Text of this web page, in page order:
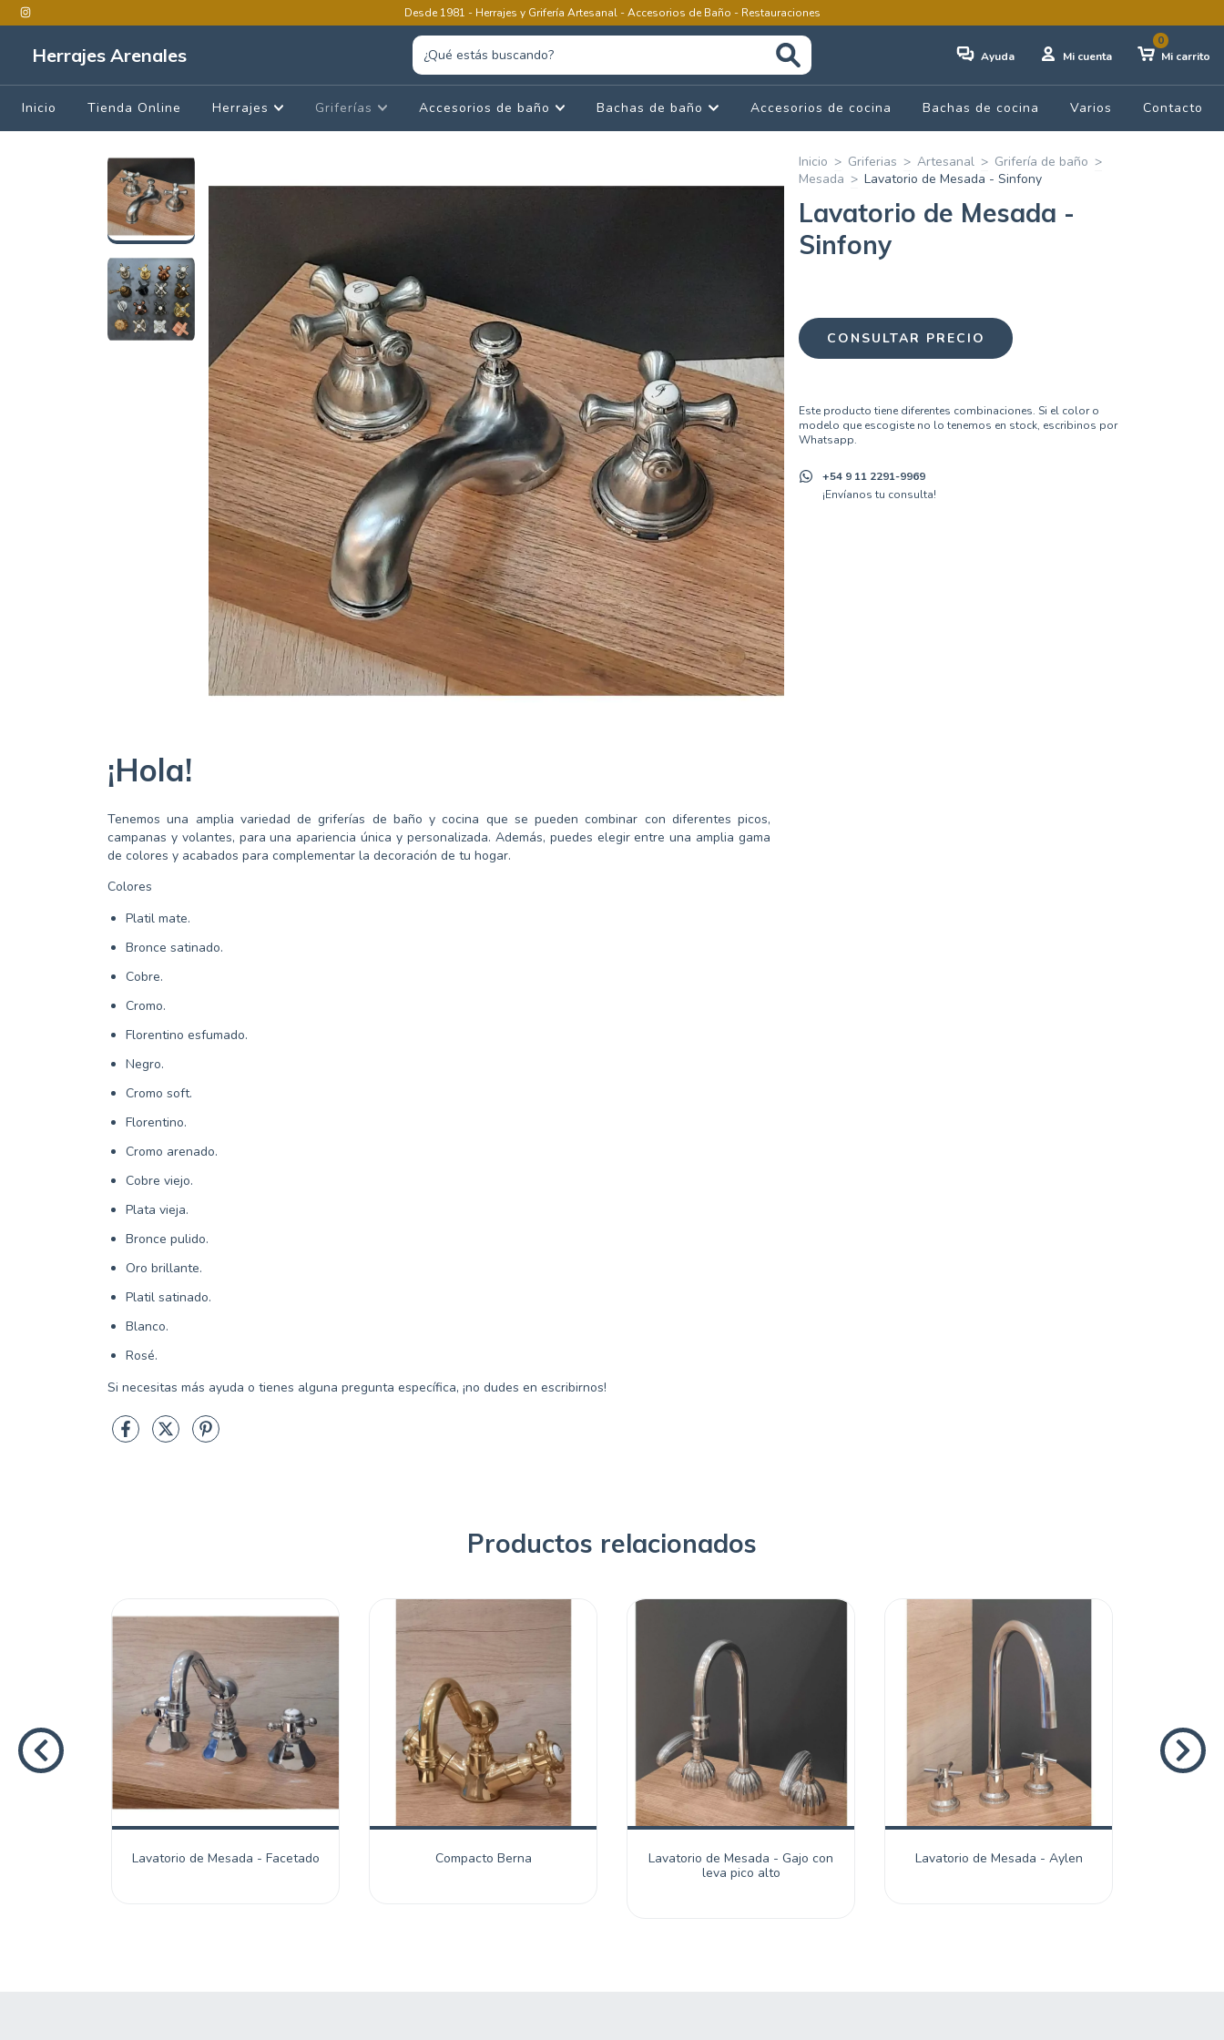
Desde 1981 - Herrajes y Grifería Artesanal - Accesorios de Baño - Restauraciones
Herrajes Arenales Ayuda Mi cuenta Mi carrito
0
Inicio Tienda Online Herrajes Griferías Accesorios de baño Bachas de baño Accesorios de cocina Bachas de cocina Varios Contacto
¡Hola!
Tenemos una amplia variedad de griferías de baño y cocina que se pueden combinar con diferentes picos,
campanas y volantes, para una apariencia única y personalizada. Además, puedes elegir entre una amplia gama
de colores y acabados para complementar la decoración de tu hogar.
Colores
Platil mate.
Bronce satinado.
Cobre.
Cromo.
Florentino esfumado.
Negro.
Cromo soft.
Florentino.
Cromo arenado.
Cobre viejo.
Plata vieja.
Bronce pulido.
Oro brillante.
Platil satinado.
Blanco.
Rosé.
Si necesitas más ayuda o tienes alguna pregunta específica, ¡no dudes en escribirnos!
Inicio > Griferias > Artesanal > Grifería de baño >
Mesada > Lavatorio de Mesada - Sinfony
Lavatorio de Mesada -
Sinfony
Este producto tiene diferentes combinaciones. Si el color o
modelo que escogiste no lo tenemos en stock, escribinos por
Whatsapp.
+54 9 11 2291-9969
¡Envíanos tu consulta!
Productos relacionados
Lavatorio de Mesada - Facetado Compacto Berna
Lavatorio de Mesada - Gajo con
leva pico alto
Lavatorio de Mesada - Aylen